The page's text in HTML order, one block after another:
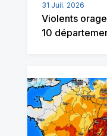
31 Juil. 2026
Violents
10